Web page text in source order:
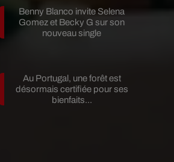
Benny Blanco invite Selena
Gomez et Becky G sur son
nouveau single
Au Portugal, une forêt est
désormais certifiée pour ses
bienfaits...